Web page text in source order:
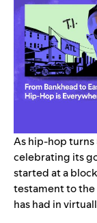
Aship-hop turns
celebrating its
started at a
testament to
has had in